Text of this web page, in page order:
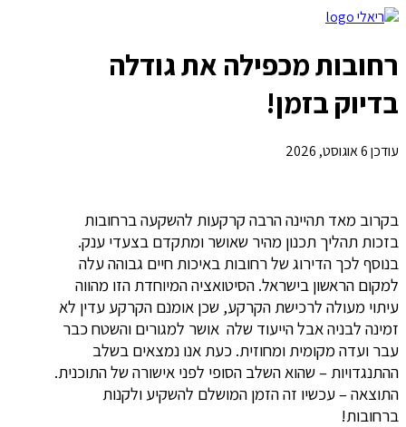
רחובות מכפילה את גודלה
בדיוק בזמן!
עודכן
בקרוב מאד תהיינה הרבה קרקעות להשקעה ברחובות
בזכות תהליך תכנון מהיר שאושר ומתקדם בצעדי ענק.
בנוסף לכך הדירוג של רחובות באיכות חיים גבוהה עלה
למקום הראשון בישראל. הסיטואציה המיוחדת הזו מהווה
עיתוי מעולה לרכישת הקרקע, שכן אומנם הקרקע עדין לא
זמינה לבניה אבל הייעוד שלה אושר למגורים והשטח כבר
עבר ועדה מקומית ומחוזית. כעת אנו נמצאים בשלב
ההתנגדויות – שהוא השלב הסופי לפני אישורה של התוכנית.
התוצאה – עכשיו זה הזמן המושלם להשקיע ולקנות
ברחובות!